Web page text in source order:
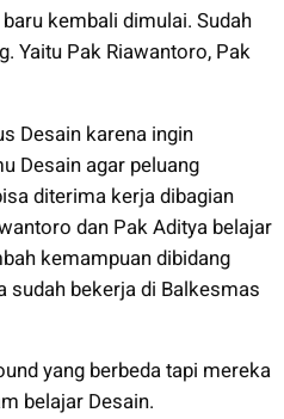
kembali dimulai. Sudah
Yaitu Pak Riawantoro, Pak
Desain karena ingin
Desain agar peluang
diterima kerja dibagian
dan Pak Aditya belajar
kemampuan dibidang
sudah bekerja di Balkesmas
yang berbeda tapi mereka
belajar Desain.